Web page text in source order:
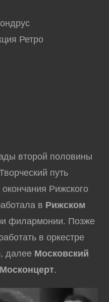
Ретро
второй половины
путь
Рижского
в Рижском
филармонии. Позже
в оркестре
, далее Московский
Москонцерт.